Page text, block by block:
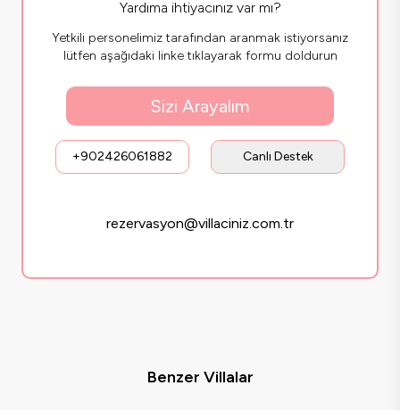
Yardıma ihtiyacınız var mı?
Yetkili personelimiz tarafından aranmak istiyorsanız
lütfen aşağıdaki linke tıklayarak formu doldurun
Sizi Arayalım
+902426061882 Canlı Destek
rezervasyon@villaciniz.com.tr
Benzer Villalar